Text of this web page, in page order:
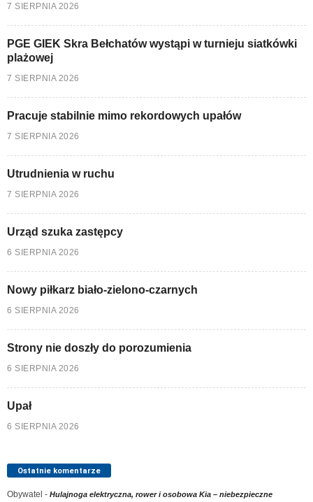
7 SIERPNIA 2026
PGE GIEK Skra Bełchatów wystąpi w turnieju siatkówki
plażowej
7 SIERPNIA 2026
Pracuje stabilnie mimo rekordowych upałów
7 SIERPNIA 2026
Utrudnienia w ruchu
7 SIERPNIA 2026
Urząd szuka zastępcy
6 SIERPNIA 2026
Nowy piłkarz biało-zielono-czarnych
6 SIERPNIA 2026
Strony nie doszły do porozumienia
6 SIERPNIA 2026
Upał
6 SIERPNIA 2026
Ostatnie komentarze
Obywatel - Hulajnoga elektryczna, rower i osobowa Kia – niebezpieczne